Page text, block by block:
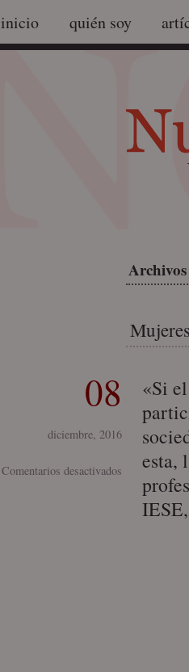
inicio quién soy
Archivos
08
diciembre, 2016
Comentarios desactivados
Mujeres
«Si
esta,